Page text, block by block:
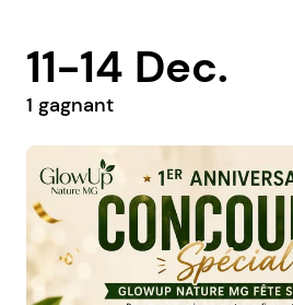
11-14 Dec.
1 gagnant
@retg_streetwear